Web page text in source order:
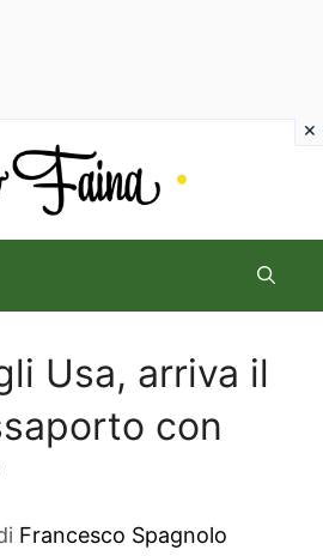
Usa, arriva il
con
Francesco Spagnolo